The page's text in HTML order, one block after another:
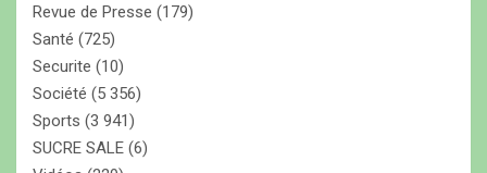
Revue de Presse (179)
Santé (725)
Securite (10)
Société (5 356)
Sports (3 941)
SUCRE SALE (6)